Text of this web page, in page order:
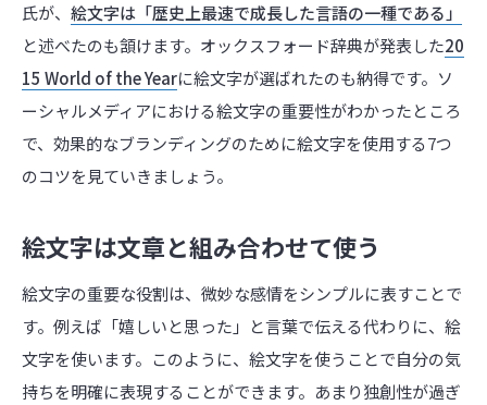
氏が、 絵文字は「歴史上最速で成長した言語の一種である」
と述べたのも頷けます。オックスフォード辞典が発表した20
15 World of the Yearに絵文字が選ばれたのも納得です。ソ
ーシャルメディアにおける絵文字の重要性がわかったところ
で、効果的なブランディングのために絵文字を使用する7つ
のコツを見ていきましょう。
絵文字は文章と組み合わせて使う
絵文字の重要な役割は、微妙な感情をシンプルに表すことで
す。例えば「嬉しいと思った」と言葉で伝える代わりに、絵
文字を使います。このように、絵文字を使うことで自分の気
持ちを明確に表現することができます。あまり独創性が過ぎ